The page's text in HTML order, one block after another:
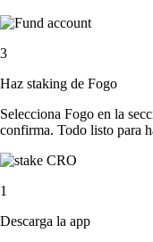
3
Haz staking de Fogo
Selecciona Fogo en la
confirma. Todo listo para
1
Descarga la app